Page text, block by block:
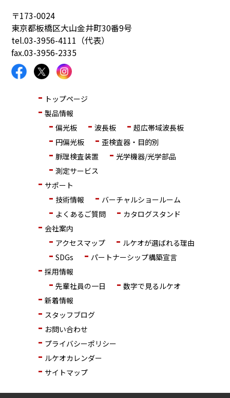
〒173-0024
東京都板橋区大山金井町30番9号
tel.03-3956-4111（代表）
fax.03-3956-2335
トップページ
製品情報
偏光板
波長板
超広帯域波長板
円偏光板
歪検査器・目的別
脈理検査装置
光学機器/光学部品
測定サービス
サポート
技術情報
バーチャルショールーム
よくあるご質問
カタログスタンド
会社案内
アクセスマップ
ルケオが選ばれる理由
SDGs
パートナーシップ構築宣言
採用情報
先輩社員の一日
数字で見るルケオ
新着情報
スタッフブログ
お問い合わせ
プライバシーポリシー
ルケオカレンダー
サイトマップ